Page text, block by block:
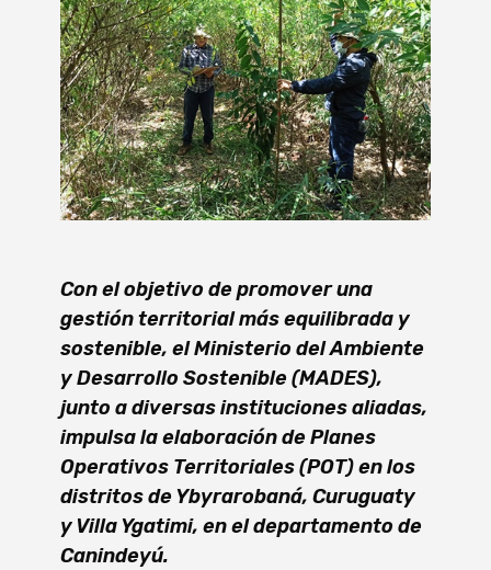
Con el objetivo de promover una
gestión territorial más equilibrada y
sostenible, el Ministerio del Ambiente
y Desarrollo Sostenible (MADES),
junto a diversas instituciones aliadas,
impulsa la elaboración de Planes
Operativos Territoriales (POT) en los
distritos de Ybyrarobaná, Curuguaty
y Villa Ygatimi, en el departamento de
Canindeyú.